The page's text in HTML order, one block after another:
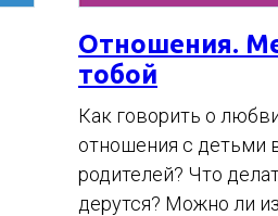
Отношения.
тобой
Как говорить о
отношения с детьми
родителей? Что
дерутся? Можно ли